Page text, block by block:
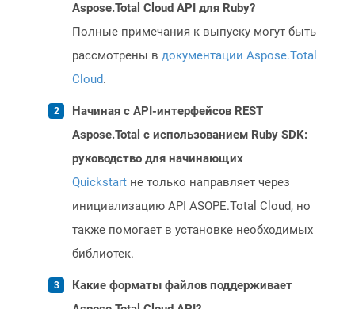
Aspose.Total Cloud API для Ruby?
Полные примечания к выпуску могут быть
рассмотрены в документации Aspose.Total
Cloud.
Начиная с API-интерфейсов REST
Aspose.Total с использованием Ruby SDK:
руководство для начинающих
Quickstart не только направляет через
инициализацию API ASOPE.Total Cloud, но
также помогает в установке необходимых
библиотек.
Какие форматы файлов поддерживает